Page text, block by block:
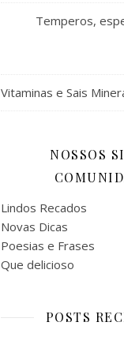
Temperos,
Vitaminas e Sais
NOSSOS
Lindos Recados
Novas Dicas
Poesias e Frases
Que delicioso
POSTS